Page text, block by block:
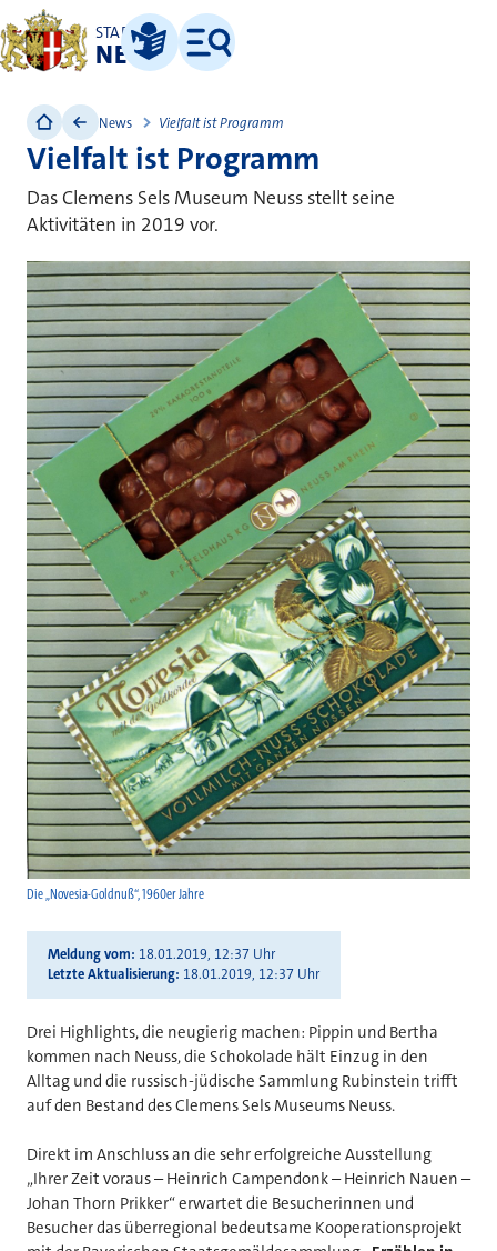
STADT
NEUSS
Leichte Sprache
Menü
Die „Novesia-Goldnuß“, 1960er Jahre
News Vielfalt ist Programm
Vielfalt ist Programm
Das Clemens Sels Museum Neuss stellt seine
Aktivitäten in 2019 vor.
Meldung vom 18.01.2019, 12:37 Uhr
Letzte Aktualisierung 18.01.2019, 12:37 Uhr
Drei Highlights, die neugierig machen: Pippin und Bertha
kommen nach Neuss, die Schokolade hält Einzug in den
Alltag und die russisch-jüdische Sammlung Rubinstein trifft
auf den Bestand des Clemens Sels Museums Neuss.
Direkt im Anschluss an die sehr erfolgreiche Ausstellung
„Ihrer Zeit voraus – Heinrich Campendonk – Heinrich Nauen –
Johan Thorn Prikker“ erwartet die Besucherinnen und
Besucher das überregional bedeutsame Kooperationsprojekt